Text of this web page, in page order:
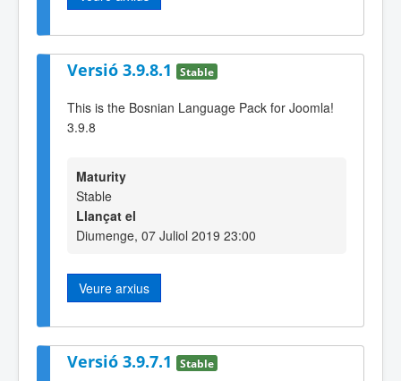
Versió 3.9.8.1 Stable
This is the Bosnian Language Pack for Joomla!
3.9.8
Maturity
Stable
Llançat el
Diumenge, 07 Juliol 2019 23:00
Veure arxius
Versió 3.9.7.1 Stable